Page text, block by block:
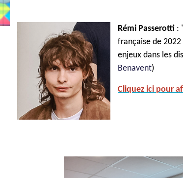
Rémi Passerotti :
française de
enjeux dans les
Benavent)
Cliquez ici pour